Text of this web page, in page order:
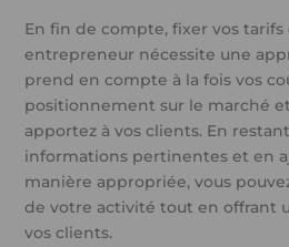
En fin de compte, fixer vos tarifs
entrepreneur nécessite une
prend en compte à la fois vos
positionnement sur le marché
apportez à vos clients. En
informations pertinentes et en
manière appropriée, vous
de votre activité tout en offrant
vos clients.